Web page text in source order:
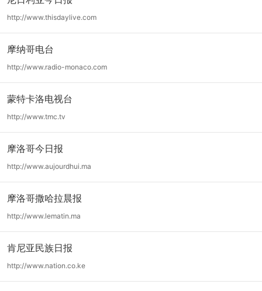
http://www.thisdaylive.com
摩纳哥电台
http://www.radio-monaco.com
蒙特卡洛电视台
http://www.tmc.tv
摩洛哥今日报
http://www.aujourdhui.ma
摩洛哥撒哈拉晨报
http://www.lematin.ma
肯尼亚民族日报
http://www.nation.co.ke